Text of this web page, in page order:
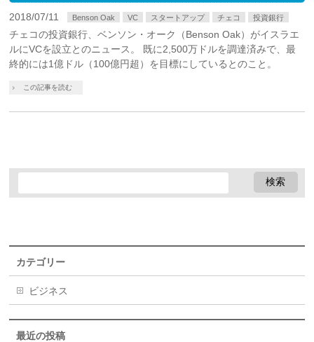
2018/07/11 Benson Oak VC スタートアップ チェコ 投資銀行
チェコの投資銀行、ベンソン・オーク（Benson Oak）がイスラエ
ルにVCを設立とのニュース。 既に2,500万ドルを調達済みで、最
終的には1億ドル（100億円超）を目標にしているとのこと。
この記事を読む
カテゴリー
ビジネス
最近の投稿